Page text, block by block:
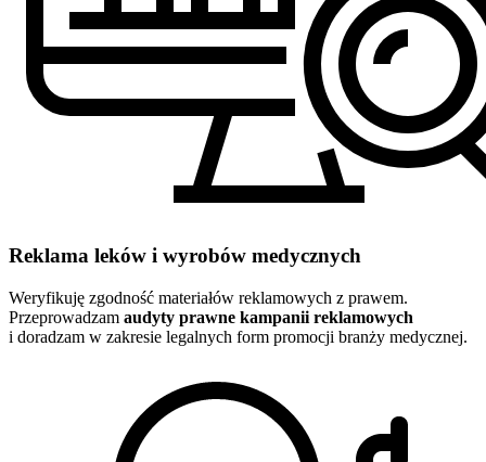
Reklama leków i wyrobów medycznych
Weryfikuję zgodność materiałów reklamowych z prawem.
Przeprowadzam audyty prawne kampanii reklamowych
i doradzam w zakresie legalnych form promocji branży medycznej.